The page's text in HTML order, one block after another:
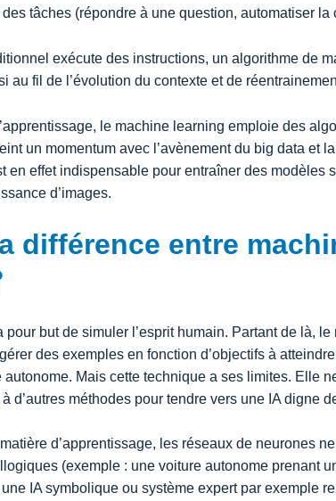
tâches (répondre à une question, automatiser
exécute des instructions, un algorithme de
au fil de l’évolution du contexte et de
le machine learning emploie des
un momentum avec l’avènement du big data
en effet indispensable pour entraîner des
d’images.
différence entre
pour but de simuler l’esprit humain. Partant de là,
des exemples en fonction d’objectifs à
autonome. Mais cette technique a ses limites. Elle
d’autres méthodes pour tendre vers une IA digne
d’apprentissage, les réseaux de neurones
(exemple : une voiture autonome prenant
IA symbolique ou système expert par exemple